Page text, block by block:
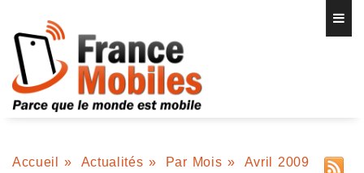
Accueil » Actualités » Par Mois » Avril 2009